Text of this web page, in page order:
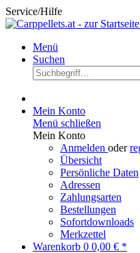
Service/Hilfe
Menü
Suchen
Mein Konto
Menü schließen
Mein Konto
Anmelden oder
Übersicht
Persönliche Daten
Adressen
Zahlungsarten
Bestellungen
Sofortdownloads
Merkzettel
Warenkorb 0 0,00 € *